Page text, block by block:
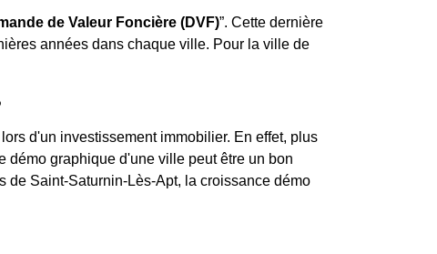
de Valeur Foncière (DVF)”. Cette dernière
années dans chaque ville. Pour la ville de
d'un investissement immobilier. En effet, plus
démo graphique d'une ville peut être un bon
de Saint-Saturnin-Lès-Apt, la croissance démo